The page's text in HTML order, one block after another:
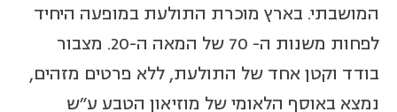
המושבתי. בארץ מוכרת התולעת במופעה היחיד
לפחות משנות ה- 70 של המאה ה-20. מצבור
בודד וקטן אחד של התולעת, ללא פרטים מזהים,
נמצא באוסף הלאומי של מוזיאון הטבע ע"ש